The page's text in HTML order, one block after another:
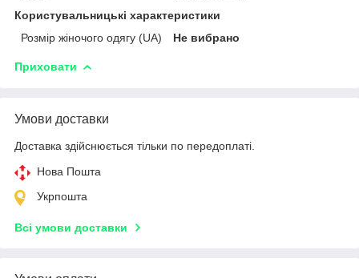
Користувальницькі характеристики
Розмір жіночого одягу (UA)
Не вибрано
Приховати
Умови доставки
Доставка здійснюється тільки по передоплаті.
Нова Пошта
Укрпошта
Всі умови доставки